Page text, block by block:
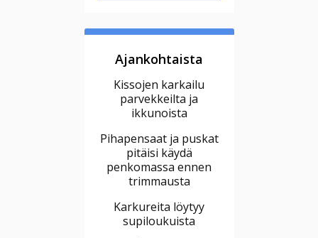
Ajankohtaista
Kissojen karkailu
parvekkeilta ja
ikkunoista
Pihapensaat ja puskat
pitäisi käydä
penkomassa ennen
trimmausta
Karkureita löytyy
supiloukuista